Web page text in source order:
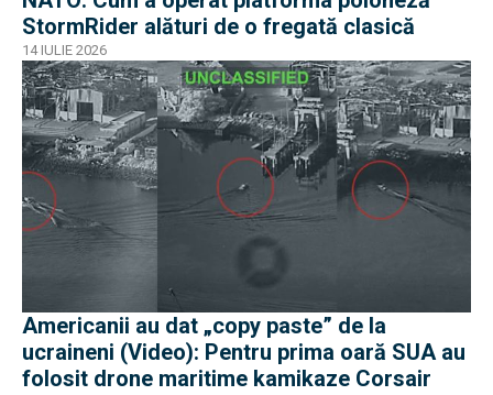
StormRider alături de o fregată clasică
14 IULIE 2026
Americanii au dat „copy paste” de la
ucraineni (Video): Pentru prima oară SUA au
folosit drone maritime kamikaze Corsair